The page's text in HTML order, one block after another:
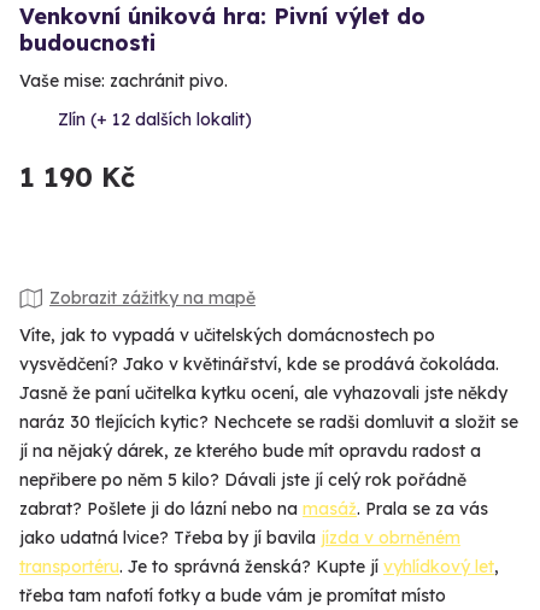
Venkovní úniková hra: Pivní výlet do
budoucnosti
Vaše mise: zachránit pivo.
Zlín (+ 12 dalších lokalit)
1 190 Kč
Zobrazit zážitky na mapě
Víte, jak to vypadá v učitelských domácnostech po
vysvědčení? Jako v květinářství, kde se prodává čokoláda.
Jasně že paní učitelka kytku ocení, ale vyhazovali jste někdy
naráz 30 tlejících kytic? Nechcete se radši domluvit a složit se
jí na nějaký dárek, ze kterého bude mít opravdu radost a
nepřibere po něm 5 kilo? Dávali jste jí celý rok pořádně
zabrat? Pošlete ji do lázní nebo na masáž. Prala se za vás
jako udatná lvice? Třeba by jí bavila jízda v obrněném
transportéru. Je to správná ženská? Kupte jí vyhlídkový let,
třeba tam nafotí fotky a bude vám je promítat místo